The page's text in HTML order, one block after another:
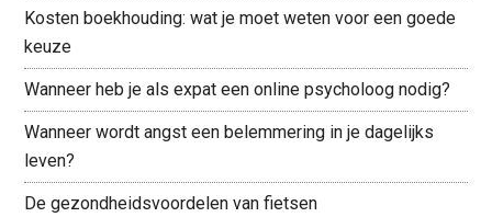
Kosten boekhouding: wat je moet weten voor een goede
keuze
Wanneer heb je als expat een online psycholoog nodig?
Wanneer wordt angst een belemmering in je dagelijks
leven?
De gezondheidsvoordelen van fietsen